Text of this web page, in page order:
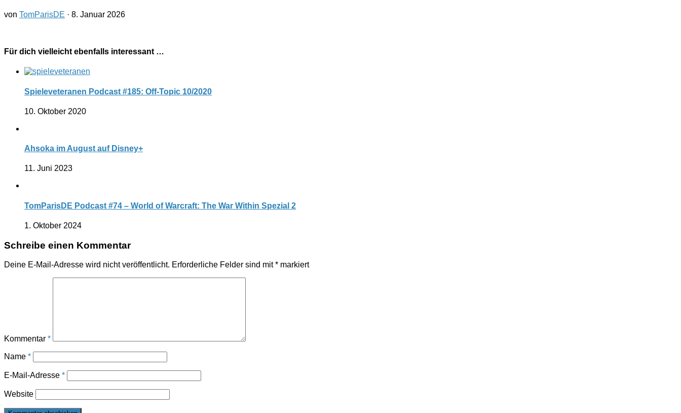
von TomParisDE · 8. Januar 2026
Für dich vielleicht ebenfalls interessant …
Spieleveteranen Podcast #185: Off-Topic 10/2020
10. Oktober 2020
Ahsoka im August auf Disney+
11. Juni 2023
TomParisDE Podcast #74 – World of Warcraft: The War Within Spezial 2
1. Oktober 2024
Schreibe einen Kommentar
Deine E-Mail-Adresse wird nicht veröffentlicht. Erforderliche Felder sind mit* markiert
Kommentar *
Name *
E-Mail-Adresse *
Website